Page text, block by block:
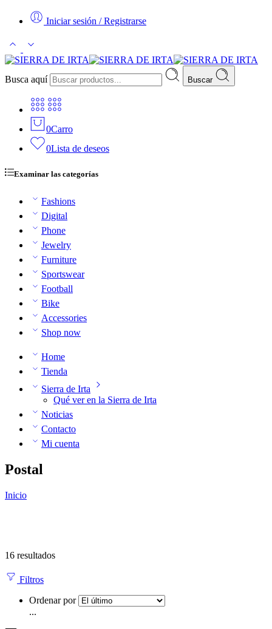
Iniciar sesión / Registrarse
Busca aquí Buscar
0Carro
0Lista de deseos
Examinar las categorías
Fashions
Digital
Phone
Jewelry
Furniture
Sportswear
Football
Bike
Accessories
Shop now
Home
Tienda
Sierra de Irta
Qué ver en la Sierra de Irta
Noticias
Contacto
Mi cuenta
Postal
Inicio
16 resultados
Filtros
Ordenar por
...